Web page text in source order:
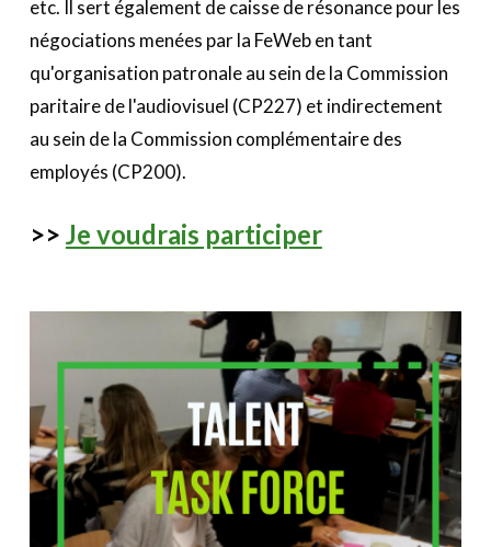
etc. Il sert également de caisse de résonance pour les
négociations menées par la FeWeb en tant
qu'organisation patronale au sein de la Commission
paritaire de l'audiovisuel (CP227) et indirectement
au sein de la Commission complémentaire des
employés (CP200).
>> Je voudrais participer